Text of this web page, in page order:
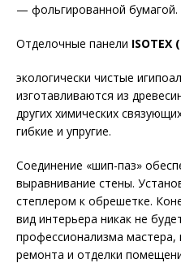
— фольгированной бумагой.
Отделочные панели
экологически чистые
изготавливаются из
других химических
гибкие и упругие.
Соединение «шип-паз»
выравнивание стены.
степлером к обрешетке.
вид интерьера никак не
профессионализма
ремонта и отделки